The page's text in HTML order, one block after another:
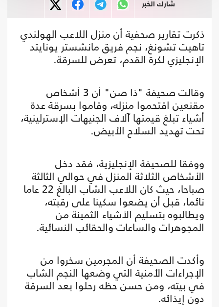
شارك الخبر
ذكرت تقارير صحفية أن منزل اللاعب الهولندي
تاهيت تشونغ، نجم فريق مانشستر يونايتد
الإنجليزي لكرة القدم، تعرض للسرقة.
وقالت صحيفة "ذا صن" أن 3 أشخاص
مقنعين اقتحموا منزله، وقاموا بسرقة عدة
أشياء تبلغ قيمتها آلاف الجنيهات الإسترلينية،
تحت تهديد السلاح الأبيض.
ووفقا للصحيفة الإنجليزية، فقد دخل
الأشخاص الثلاثة المنزل في حوالي الثالثة
صباحا، حيث كان اللاعب الشاب البالغ 22 عاما
نائما، قبل أن يضعوا سكينا على رقبته،
ويطالبوه بتسليم الأشياء الثمينة من
المجوهرات والساعات والحقائب النسائية.
وأكدت الصحيفة أن المجرمين سخروا من
الإجراءات الأمنية التي وضعها النجم الشاب
في بيته، ومن حسن حظه رحلوا بعد السرقة
دون إيذائه.